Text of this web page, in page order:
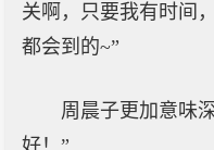
关啊，只要我有时间
都会到的~”
周晨子更加意味
好！”